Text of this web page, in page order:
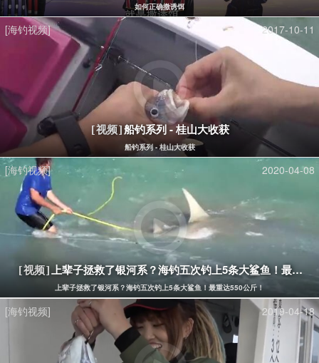
如何正确撒诱饵
[海钓视频] 2017-10-11
[视频]船钓系列 - 桂山大收获
船钓系列 - 桂山大收获
[海钓视频] 2020-04-08
[视频]上辈子拯救了银河系？海钓五次钓上5条大鲨鱼！最重达
上辈子拯救了银河系？海钓五次钓上5条大鲨鱼！最重达550公斤！
[海钓视频] 2019-04-18